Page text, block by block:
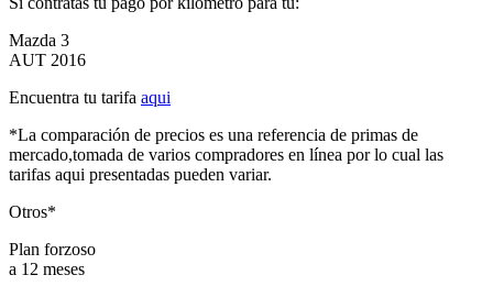
Mazda 3
AUT 2016
Encuentra tu tarifa aqui
*La comparación de precios es una referencia de primas de
mercado,tomada de varios compradores en línea por lo cual las
tarifas aqui presentadas pueden variar.
Otros*
Plan forzoso
a 12 meses